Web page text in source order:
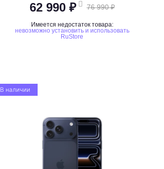
62 990 ₽ 76 990 ₽
Имеется недостаток товара:
невозможно установить и использовать
RuStore
В наличии